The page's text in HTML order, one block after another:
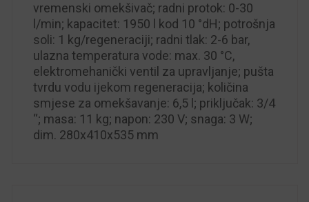
vremenski omekšivač; radni protok: 0-30
l/min; kapacitet: 1950 l kod 10 °dH; potrošnja
soli: 1 kg/regeneraciji; radni tlak: 2-6 bar,
ulazna temperatura vode: max. 30 °C,
elektromehanički ventil za upravljanje; pušta
tvrdu vodu ijekom regeneracija; količina
smjese za omekšavanje: 6,5 l; priključak: 3/4
“; masa: 11 kg; napon: 230 V; snaga: 3 W;
dim. 280x410x535 mm